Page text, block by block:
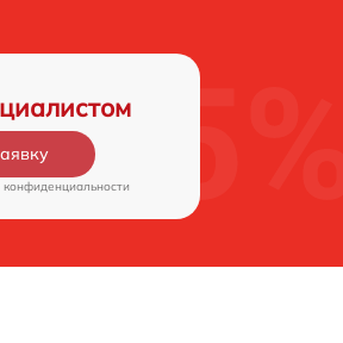
конфиденциальности